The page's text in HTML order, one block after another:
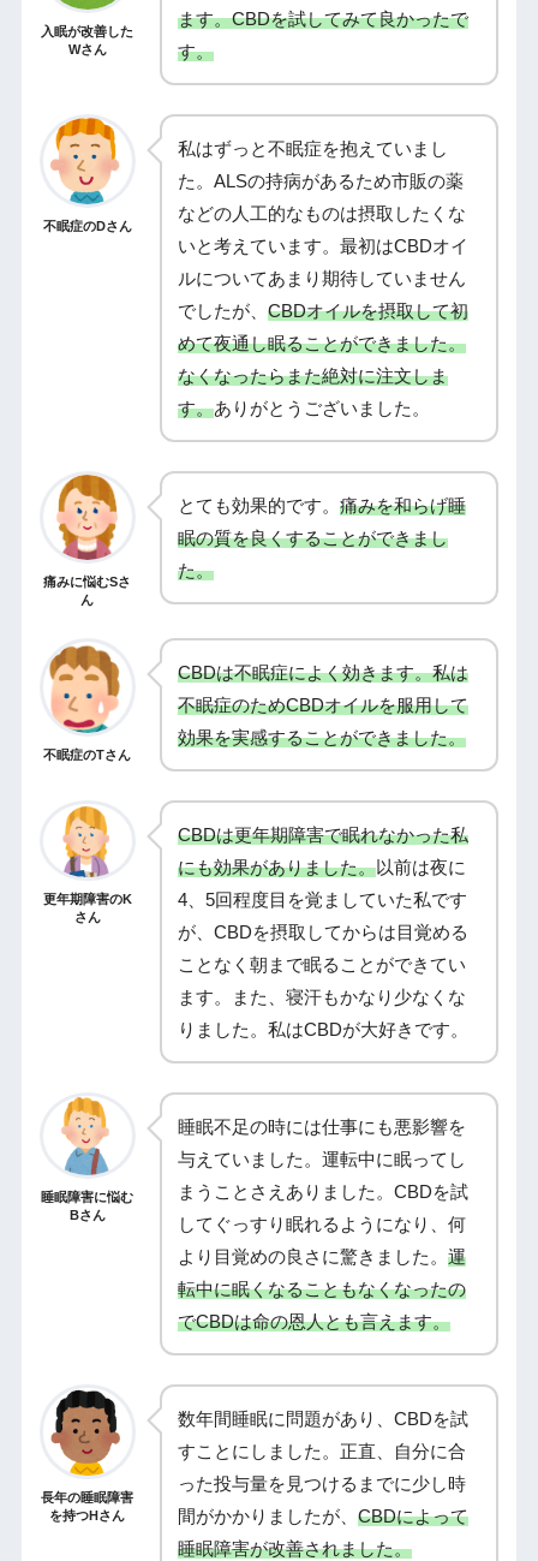
入眠が改善した
Wさん
ます。CBDを試してみて良かったで
す。
不眠症のDさん
私はずっと不眠症を抱えていまし
た。ALSの持病があるため市販の薬
などの人工的なものは摂取したくな
いと考えています。最初はCBDオイ
ルについてあまり期待していません
でしたが、 CBDオイルを摂取して初
めて夜通し眠ることができました。
なくなったらまた絶対に注文しま
す。ありがとうございました。
痛みに悩むSさ
ん
とても効果的です。 痛みを和らげ睡
眠の質を良くすることができまし
た。
不眠症のTさん
CBDは不眠症によく効きます。私は
不眠症のためCBDオイルを服用して
効果を実感することができました。
更年期障害のK
さん
CBDは更年期障害で眠れなかった私
にも効果がありました。以前は夜に
4、5回程度目を覚ましていた私です
が、CBDを摂取してからは目覚める
ことなく朝まで眠ることができてい
ます。また、寝汗もかなり少なくな
りました。私はCBDが大好きです。
睡眠障害に悩む
Bさん
睡眠不足の時には仕事にも悪影響を
与えていました。運転中に眠ってし
まうことさえありました。CBDを試
してぐっすり眠れるようになり、何
より目覚めの良さに驚きました。 運
転中に眠くなることもなくなったの
でCBDは命の恩人とも言えます。
長年の睡眠障害
を持つHさん
数年間睡眠に問題があり、CBDを試
すことにしました。正直、自分に合
った投与量を見つけるまでに少し時
間がかかりましたが、 CBDによって
睡眠障害が改善されました。